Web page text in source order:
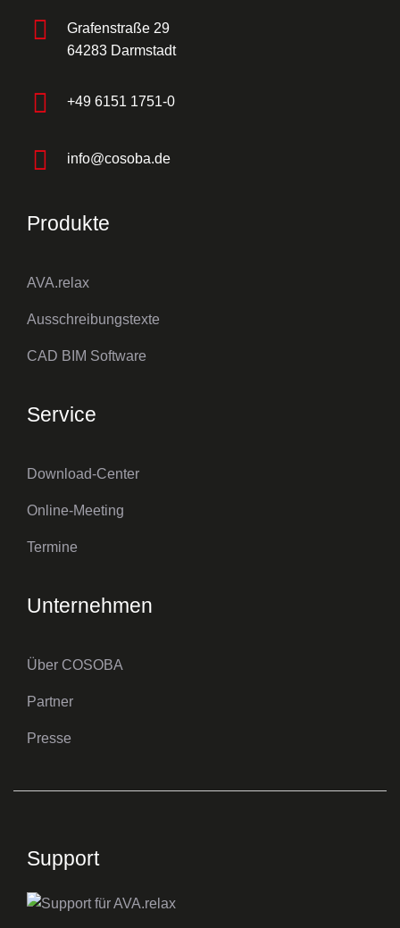
Grafenstraße 29
64283 Darmstadt
+49 6151 1751-0
info@cosoba.de
Produkte
AVA.relax
Ausschreibungstexte
CAD BIM Software
Service
Download-Center
Online-Meeting
Termine
Unternehmen
Über COSOBA
Partner
Presse
Support